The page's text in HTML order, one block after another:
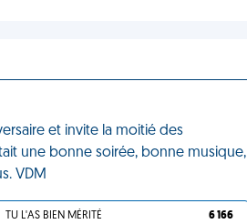
et invite la moitié des
une bonne soirée, bonne musique,
VDM
TU L'AS BIEN MÉRITÉ 6 166